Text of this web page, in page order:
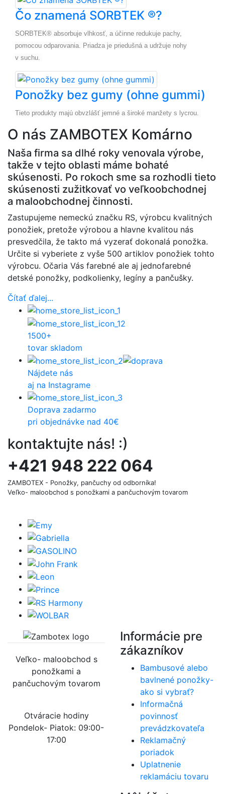
Čo znamená SORBTEK ®?
SORBTEK® absorbuje vlhkosť, a účinne redukuje pachy,
pomocou odparovania. Priadza je priedušná a udržuje nohy
v suchu.
Ponožky bez gumy (ohne gummi)
Tieto produkty majú obvzlášť jemné a široké manžety s lycrou.
O nás ZAMBOTEX Komárno
Naša firma sa dlhé roky venovala výrobe,
takže v tejto oblasti máme bohaté
skúsenosti. Po rokoch sme sa rozhodli tieto
skúsenosti zužitkovať vo veľkoobchodnej
a maloobchodnej činnosti.
Zastupujeme nemeckú značku RS, výrobcu kvalitných
ponožiek, pretože výrobou a hlavne kvalitou nás
presvedčila, že takto má vyzerať dokonalá ponožka.
Určite si vyberiete z vyše 500 artiklov ponožiek tohto
výrobcu. Očaria Vás farebné ale aj jednofarebné
detské ponožky, podkolienky, legíny a pančušky.
Čítať ďalej...
1500+
tovar skladom
Nájdete nás
aj na Instagrame
Doprava zadarmo
pri objednávke nad 40€
kontaktujte nás! :)
+421 948 222 064
ZAMBOTEX - Ponožky, pančuchy od odborníka!
Veľko- maloobchod s ponožkami a pančuchovým tovarom
Veľko- maloobchod s
ponožkami a
pančuchovým tovarom
Otváracie hodiny
Pondelok- Piatok: 09:00-
17:00
Informácie pre
zákazníkov
Bambusové alebo
bavlnené ponožky-
ako si vybrať?
Informačná
povinnosť
prevádzkovateľa
Reklamačný
poriadok
Uplatnenie
reklamáciu tovaru